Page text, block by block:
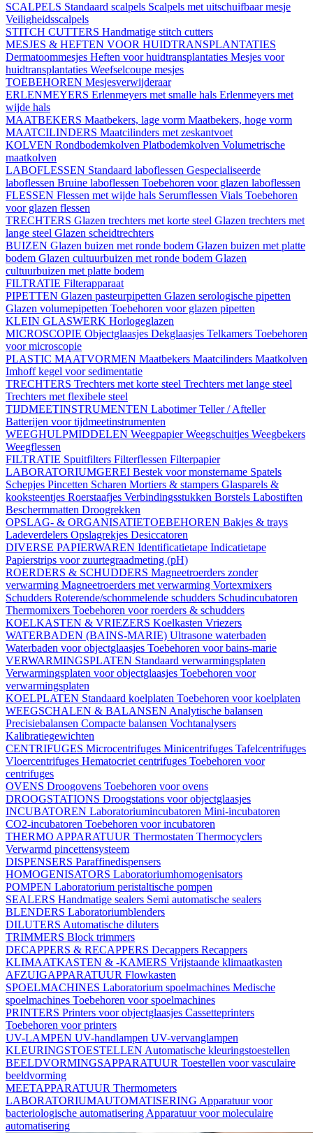
SCALPELS Standaard scalpels Scalpels met uitschuifbaar mesje
Veiligheidsscalpels
STITCH CUTTERS Handmatige stitch cutters
MESJES & HEFTEN VOOR HUIDTRANSPLANTATIES
Dermatoommesjes Heften voor huidtransplantaties Mesjes voor
huidtransplantaties Weefselcoupe mesjes
TOEBEHOREN Mesjesverwijderaar
ERLENMEYERS Erlenmeyers met smalle hals Erlenmeyers met
wijde hals
MAATBEKERS Maatbekers, lage vorm Maatbekers, hoge vorm
MAATCILINDERS Maatcilinders met zeskantvoet
KOLVEN Rondbodemkolven Platbodemkolven Volumetrische
maatkolven
LABOFLESSEN Standaard laboflessen Gespecialiseerde
laboflessen Bruine laboflessen Toebehoren voor glazen laboflessen
FLESSEN Flessen met wijde hals Serumflessen Vials Toebehoren
voor glazen flessen
TRECHTERS Glazen trechters met korte steel Glazen trechters met
lange steel Glazen scheidtrechters
BUIZEN Glazen buizen met ronde bodem Glazen buizen met platte
bodem Glazen cultuurbuizen met ronde bodem Glazen
cultuurbuizen met platte bodem
FILTRATIE Filterapparaat
PIPETTEN Glazen pasteurpipetten Glazen serologische pipetten
Glazen volumepipetten Toebehoren voor glazen pipetten
KLEIN GLASWERK Horlogeglazen
MICROSCOPIE Objectglaasjes Dekglaasjes Telkamers Toebehoren
voor microscopie
PLASTIC MAATVORMEN Maatbekers Maatcilinders Maatkolven
Imhoff kegel voor sedimentatie
TRECHTERS Trechters met korte steel Trechters met lange steel
Trechters met flexibele steel
TIJDMEETINSTRUMENTEN LabotimerTeller / Afteller
Batterijen voor tijdmeetinstrumenten
WEEGHULPMIDDELEN WeegpapierWeegschuitjes Weegbekers
Weegflessen
FILTRATIE Spuitfilters Filterflessen Filterpapier
LABORATORIUMGEREI Bestek voor monstername Spatels
Schepjes Pincetten Scharen Mortiers & stampers Glasparels &
kooksteentjes Roerstaafjes Verbindingsstukken Borstels Labostiften
Beschermmatten Droogrekken
OPSLAG- & ORGANISATIETOEBEHOREN Bakjes & trays
Ladeverdelers Opslagrekjes Desiccatoren
DIVERSE PAPIERWAREN Identificatietape Indicatietape
Papierstrips voor zuurtegraadmeting (pH)
ROERDERS & SCHUDDERS Magneetroerders zonder
verwarming Magneetroerders met verwarming Vortexmixers
Schudders Roterende/schommelende schudders Schudincubatoren
Thermomixers Toebehoren voor roerders & schudders
KOELKASTEN & VRIEZERS Koelkasten Vriezers
WATERBADEN (BAINS-MARIE) Ultrasone waterbaden
Waterbaden voor objectglaasjes Toebehoren voor bains-marie
VERWARMINGSPLATEN Standaard verwarmingsplaten
Verwarmingsplaten voor objectglaasjes Toebehoren voor
verwarmingsplaten
KOELPLATEN Standaard koelplaten Toebehoren voor koelplaten
WEEGSCHALEN & BALANSEN Analytische balansen
Precisiebalansen Compacte balansen Vochtanalysers
Kalibratiegewichten
CENTRIFUGES Microcentrifuges Minicentrifuges Tafelcentrifuges
Vloercentrifuges Hematocriet centrifuges Toebehoren voor
centrifuges
OVENS Droogovens Toebehoren voor ovens
DROOGSTATIONS Droogstations voor objectglaasjes
INCUBATOREN Laboratoriumincubatoren Mini-incubatoren
CO2-incubatoren Toebehoren voor incubatoren
THERMO APPARATUUR Thermostaten Thermocyclers
Verwarmd pincettensysteem
DISPENSERS Paraffinedispensers
HOMOGENISATORS Laboratoriumhomogenisators
POMPEN Laboratorium peristaltische pompen
SEALERS Handmatige sealers Semi automatische sealers
BLENDERS Laboratoriumblenders
DILUTERS Automatische diluters
TRIMMERS Block trimmers
DECAPPERS & RECAPPERS Decappers Recappers
KLIMAATKASTEN & -KAMERS Vrijstaande klimaatkasten
AFZUIGAPPARATUUR Flowkasten
SPOELMACHINES Laboratorium spoelmachines Medische
spoelmachines Toebehoren voor spoelmachines
PRINTERS Printers voor objectglaasjes Cassetteprinters
Toebehoren voor printers
UV-LAMPEN UV-handlampen UV-vervanglampen
KLEURINGSTOESTELLEN Automatische kleuringstoestellen
BEELDVORMINGSAPPARATUUR Toestellen voor vasculaire
beeldvorming
MEETAPPARATUUR Thermometers
LABORATORIUMAUTOMATISERING Apparatuur voor
bacteriologische automatisering Apparatuur voor moleculaire
automatisering